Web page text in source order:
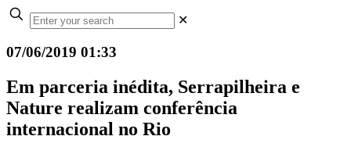
✕
07/06/2019 01:33
Em parceria inédita, Serrapilheira e
Nature realizam conferência
internacional no Rio